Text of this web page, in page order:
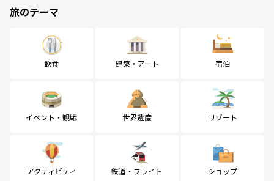
旅のテーマ
飲食 建築・アート 宿泊
イベント・観戦 世界遺産 リゾート
アクティビティ 鉄道・フライト ショップ